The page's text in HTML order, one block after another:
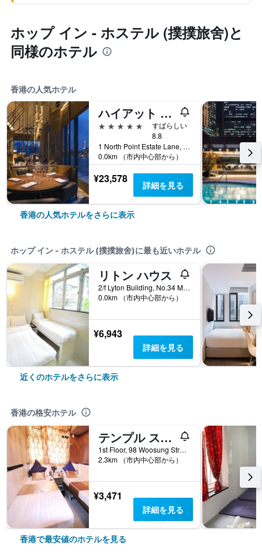
ホップ イン - ホステル (撲撲旅舍)と
同様のホテル
香港の人気ホテル
ハイアット セントリック ビクトリア ハーバー 香港 (香港維港凱悅尚萃酒店)
5つ星
すばらしい
8.8
1 North Point Estate Lane, 香港, 香港
0.0km （市内中心部から）
¥23,578 詳細を見る
香港の人気ホテルをさらに表示
ホップ イン - ホステル (撲撲旅舍)に最も近いホテル
リトン ハウス
2/f Lyton Building, No.34 Mody Road, 香港, 香港
0.0km （市内中心部から）
¥6,943
詳細を見る
近くのホテルをさらに表示
香港の格安ホテル
テンプル ストリート ホテル トロント モーテル グループ
1st Floor, 98 Woosung Street, 香港, 香港
2.3km （市内中心部から）
¥3,471
詳細を見る
香港で最安値のホテルを見る